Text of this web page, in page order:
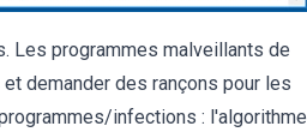
Les programmes malveillants de
demander des rançons pour les
infections : l'algorithme